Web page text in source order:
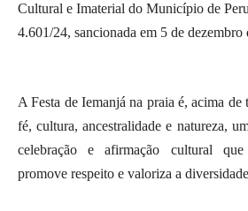
Cultural e Imaterial do Município de
4.601/24, sancionada em 5 de dezembro
A Festa de Iemanjá na praia é, acima
fé, cultura, ancestralidade e natureza,
celebração e afirmação cultural que
promove respeito e valoriza a